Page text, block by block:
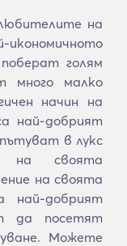
на
голям
много малко
начин на
най-добрият
в лукс
на своята
на своята
най-добрият
да посетят
Можете